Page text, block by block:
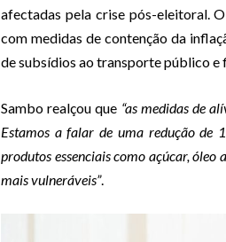
afectadas pela crise pós-eleitoral.
com medidas de contenção da
de subsídios ao transporte público e
Sambo realçou que “as medidas de
Estamos a falar de uma redução de
produtos essenciais como açúcar, óleo
mais vulneráveis”.